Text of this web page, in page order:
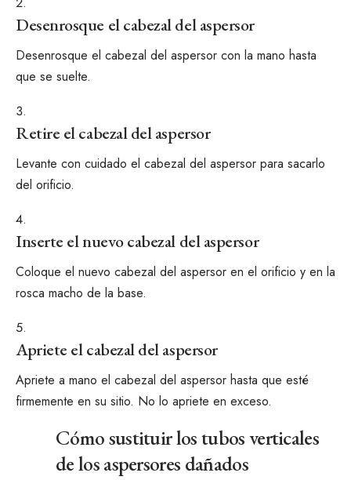
Desenrosque el cabezal del aspersor
Desenrosque el cabezal del aspersor con la mano hasta
que se suelte.
Retire el cabezal del aspersor
Levante con cuidado el cabezal del aspersor para sacarlo
del orificio.
Inserte el nuevo cabezal del aspersor
Coloque el nuevo cabezal del aspersor en el orificio y en la
rosca macho de la base.
Apriete el cabezal del aspersor
Apriete a mano el cabezal del aspersor hasta que esté
firmemente en su sitio. No lo apriete en exceso.
Cómo sustituir los tubos verticales
de los aspersores dañados